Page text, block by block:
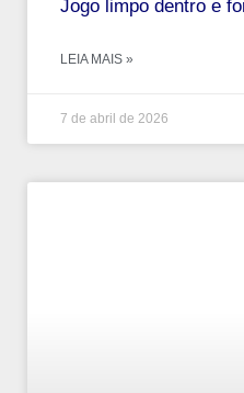
Jogo limpo dentro e
LEIA MAIS »
7 de abril de 2026